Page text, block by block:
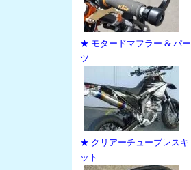
★ モタードマフラー & パー
ツ
★ クリアーチューブレスキ
ット